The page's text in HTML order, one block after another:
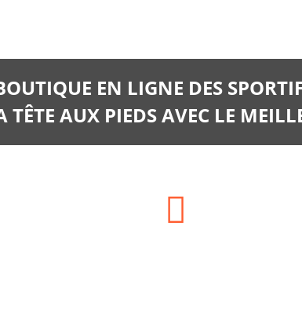
EN LIGNE DES
AUX PIEDS AVEC LE